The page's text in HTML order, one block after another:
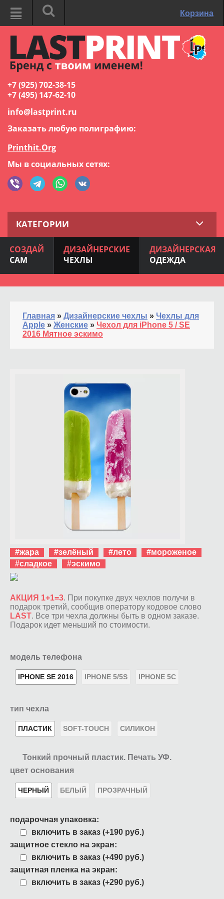
Корзина
+7 (925) 702-38-15
+7 (495) 147-62-10
info@lastprint.ru
Заказать любую полиграфию:
Printhit.Org
Мы в социальных сетях:
КАТЕГОРИИ
СОЗДАЙ
САМ
ДИЗАЙНЕРСКИЕ
ЧЕХЛЫ
ДИЗАЙНЕРСКАЯ
ОДЕЖДА
Главная » Дизайнерские чехлы » Чехлы для
Apple » Женские » Чехол для iPhone 5 / SE
2016 Мятное эскимо
#жара #зелёный #лето
#мороженое
#сладкое
#эскимо
АКЦИЯ 1+1=3. При покупке двух чехлов получи в
подарок третий, сообщив оператору кодовое слово
LAST. Все три чехла должны быть в одном заказе.
Подарок идет меньший по стоимости.
модель телефона
IPHONE SE 2016 IPHONE 5/5S IPHONE 5C
тип чехла
ПЛАСТИК SOFT-TOUCH СИЛИКОН
Тонкий прочный пластик. Печать УФ.
цвет основания
ЧЕРНЫЙ БЕЛЫЙ ПРОЗРАЧНЫЙ
подарочная упаковка:
включить в заказ (+190 руб.)
защитное стекло на экран:
включить в заказ (+490 руб.)
защитная пленка на экран:
включить в заказ (+290 руб.)